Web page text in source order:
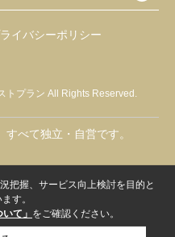
イバシーポリシー
トプラン All Rights Reserved.
べて独立・自営です。
把握、サービス向上検討を目的と
す。
て」 をご確認ください。